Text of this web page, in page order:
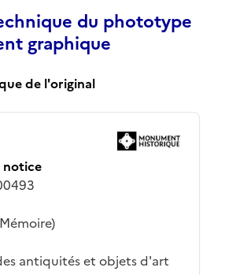
du phototype
graphique
de l'original
notice
antiquités et objets d'art